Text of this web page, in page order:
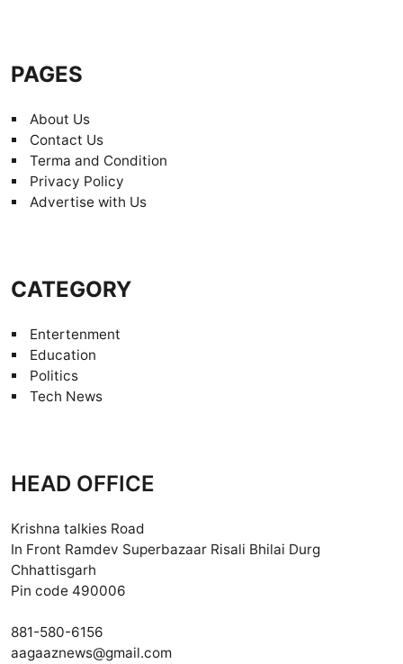
PAGES
About Us
Contact Us
Terma and Condition
Privacy Policy
Advertise with Us
CATEGORY
Entertenment
Education
Politics
Tech News
HEAD OFFICE
Krishna talkies Road
In Front Ramdev Superbazaar Risali Bhilai Durg
Chhattisgarh
Pin code 490006
881-580-6156
aagaaznews@gmail.com